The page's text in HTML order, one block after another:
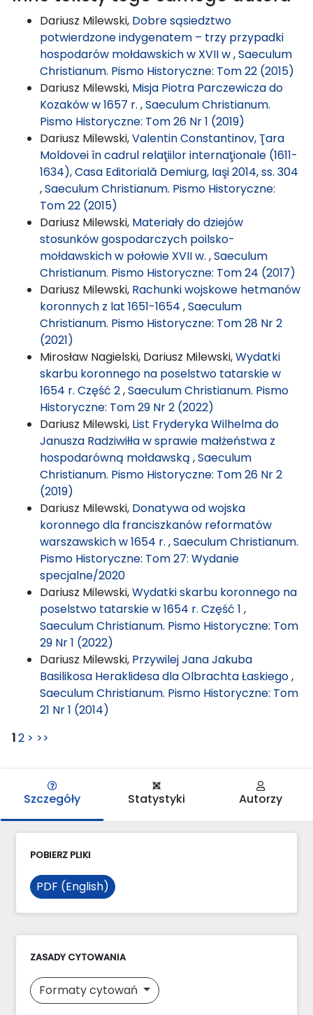
Dariusz Milewski, Dobre sąsiedztwo
potwierdzone indygenatem – trzy przypadki
hospodarów mołdawskich w XVII w,Saeculum
Christianum. Pismo Historyczne: Tom 22 (2015)
Dariusz Milewski, Misja Piotra Parczewicza do
Kozaków w 1657 r. ,Saeculum Christianum.
Pismo Historyczne: Tom 26 Nr 1 (2019)
Dariusz Milewski,Valentin Constantinov, Ţara
Moldovei în cadrul relaţiilor internaţionale (1611-
1634), Casa Editorială Demiurg, Iaşi 2014, ss. 304
,Saeculum Christianum. Pismo Historyczne:
Tom 22 (2015)
Dariusz Milewski, Materiały do dziejów
stosunków gospodarczych poilsko-
mołdawskich w połowie XVII w. ,Saeculum
Christianum. Pismo Historyczne: Tom 24 (2017)
Dariusz Milewski, Rachunki wojskowe hetmanów
koronnych z lat 1651-1654 ,Saeculum
Christianum. Pismo Historyczne: Tom 28 Nr 2
(2021)
Mirosław Nagielski, Dariusz Milewski,Wydatki
skarbu koronnego na poselstwo tatarskie w
1654 r. Część 2,Saeculum Christianum. Pismo
Historyczne: Tom 29 Nr 2 (2022)
Dariusz Milewski, List Fryderyka Wilhelma do
Janusza Radziwiłła w sprawie małżeństwa z
hospodarówną mołdawską ,Saeculum
Christianum. Pismo Historyczne: Tom 26 Nr 2
(2019)
Dariusz Milewski, Donatywa od wojska
koronnego dla franciszkanów reformatów
warszawskich w 1654 r. ,Saeculum Christianum.
Pismo Historyczne: Tom 27: Wydanie
specjalne/2020
Dariusz Milewski,Wydatki skarbu koronnego na
poselstwo tatarskie w 1654 r. Część 1 ,
Saeculum Christianum. Pismo Historyczne: Tom
29 Nr 1 (2022)
Dariusz Milewski, Przywilej Jana Jakuba
Basilikosa Heraklidesa dla Olbrachta Łaskiego,
Saeculum Christianum. Pismo Historyczne: Tom
21 Nr 1 (2014)
12 > >>
Szczegóły Statystyki Autorzy
POBIERZ PLIKI
PDF (English)
ZASADY CYTOWANIA
Formaty cytowań